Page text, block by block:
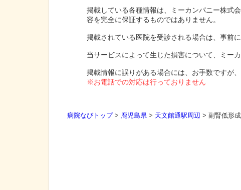
掲載している各種情報は、ミーカンパニー株式
容を完全に保証するものではありません。
掲載されている医院を受診される場合は、事前
当サービスによって生じた損害について、ミー
掲載情報に誤りがある場合には、お手数ですが、
※お電話での対応は行っておりません
病院なびトップ> 鹿児島県 > 天文館通駅周辺 > 副腎低形